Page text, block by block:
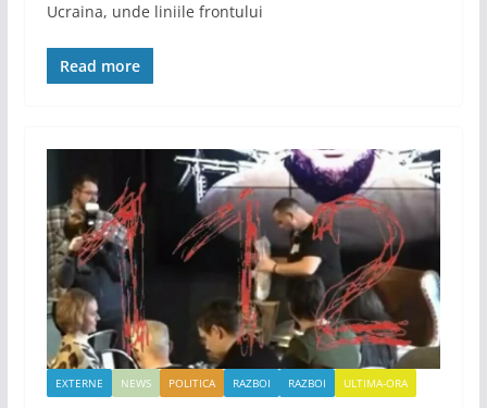
Ucraina, unde liniile frontului
Read more
EXTERNE NEWS POLITICA RAZBOI RAZBOI ULTIMA-ORA